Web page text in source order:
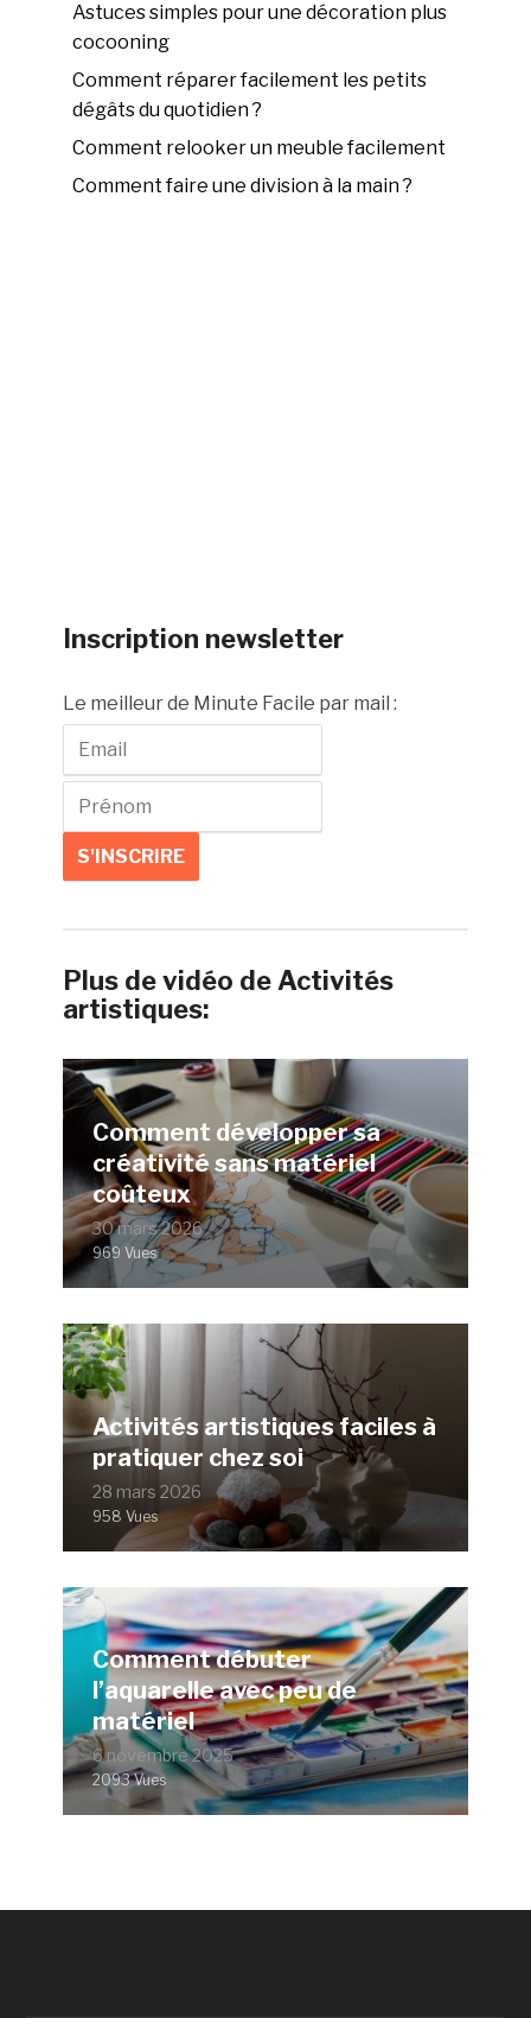
Astuces simples pour une décoration plus
cocooning
Comment réparer facilement les petits
dégâts du quotidien ?
Comment relooker un meuble facilement
Comment faire une division à la main ?
Inscription newsletter
Le meilleur de Minute Facile par mail :
Plus de vidéo de Activités
artistiques:
Comment développer sa
créativité sans matériel
coûteux
30 mars 2026
969 Vues
Activités artistiques faciles à
pratiquer chez soi
28 mars 2026
958 Vues
Comment débuter
l’aquarelle avec peu de
matériel
6 novembre 2025
2093 Vues